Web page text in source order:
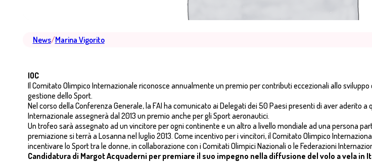
News/Marina Vigorito
IOC
Il Comitato Olimpico Internazionale riconosce annualmente un premio per contributi eccezionali allo
gestione dello Sport.
Nel corso della Conferenza Generale, la FAI ha comunicato ai Delegati dei 50 Paesi presenti di aver aderito
Internazionale assegnerà dal 2013 un premio anche per gli Sport aeronautici.
Un trofeo sarà assegnato ad un vincitore per ogni continente e un altro a livello mondiale ad una persona
premiazione si terrà a Losanna nel luglio 2013. Come incentivo per i vincitori, il Comitato Olimpico
incentivare lo Sport tra le donne, in collaborazione con i Comitati Olimpici Nazionali o le Federazioni
Candidatura di Margot Acquaderni per premiare il suo impegno nella diffusione del volo a vela in